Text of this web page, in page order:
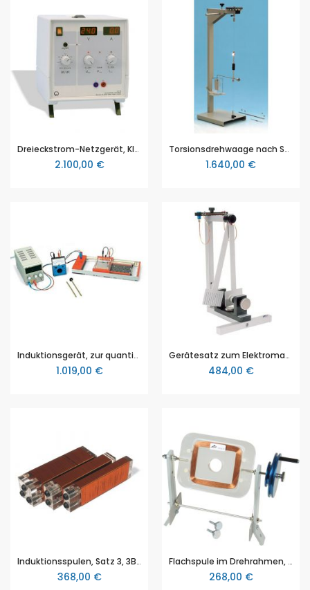
Dreieckstrom-Netzgerät, Kleinspannungsnetzgerät, von LD Didactic
2.100,00 €
Torsionsdrehwaage nach Schürholz
1.640,00 €
Induktionsgerät, zur quantitativen Bestätigung des Indukiongesetztes, 3B Scientific (1022439)
1.019,00 €
Gerätesatz zum Elektromagnetismus, 3B Scientific (1002661 [U10371])
484,00 €
Induktionsspulen, Satz 3, 3B Scientific (1000590 [U122501])
368,00 €
Flachspule im Drehrahmen, 3B Scientific (1013131 [U8496320])
268,00 €